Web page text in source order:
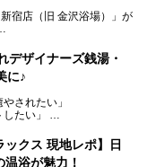
宿店（旧 金沢浴場）」が
はそのまま、昔からここ
んでくれる人にも愛され
変わりました。洞窟のよ
ットも併せて紹介しま
の入浴料が銭湯価格の5
デザイナーズ銭湯・
に♪
されたい」
たい」
湯です。
ックス 現地レポ】日
浴が魅力！